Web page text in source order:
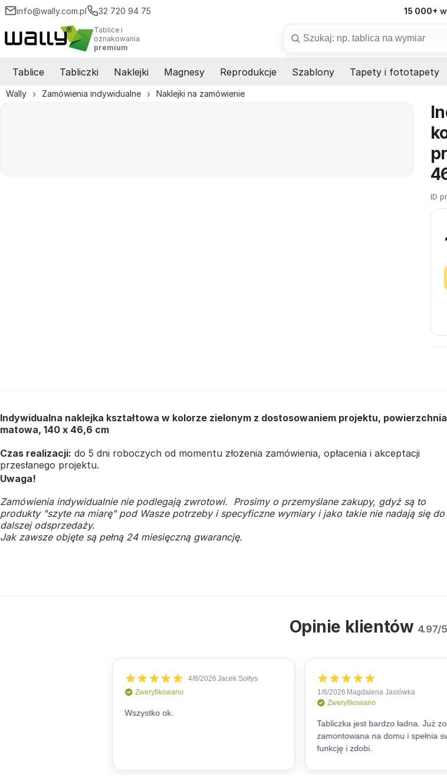
info@wally.com.pl 32 720 94 75 15 000+
98%
Tablice i
oznakowania
premium
Tablice Tabliczki Naklejki Magnesy Reprodukcje Szablony Tapety i fototapety
Wally Zamówienia indywidualne Naklejki na zamówienie
ID
Indywidualna naklejka kształtowa w kolorze zielonym z dostosowaniem projektu, powierzchnia
matowa, 140 x 46,6 cm
Czas realizacji: do 5 dni roboczych od momentu złożenia zamówienia, opłacenia i akceptacji
przesłanego projektu.
Uwaga!
Zamówienia indywidualnie nie podlegają zwrotowi. Prosimy o przemyślane zakupy, gdyż są to
produkty "szyte na miarę" pod Wasze potrzeby i specyficzne wymiary i jako takie nie nadają się do
dalszej odsprzedaży.
Jak zawsze objęte są pełną 24 miesięczną gwarancję.
Opinie klientów 4.97/